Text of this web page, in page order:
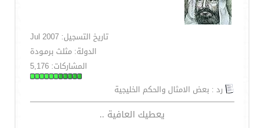
تاريخ التسجيل: Jul 2007
الدولة: مثلث برمـودة
المشاركات: 5,176
رد : بعض الامثال والحكم الخليجية
يعطيك العافية ..